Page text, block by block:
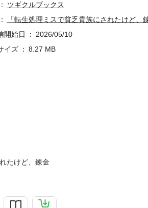
たけど、錬金
ツギクルブックス
「転生処理ミスで貧乏貴族にされたけど
開始日
2026/05/10
イズ
8.27 MB